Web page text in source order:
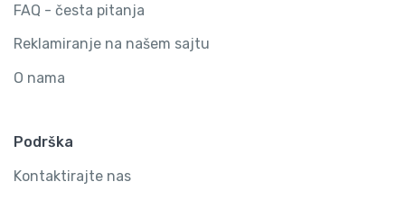
FAQ - česta pitanja
Reklamiranje na našem sajtu
O nama
Podrška
Kontaktirajte nas